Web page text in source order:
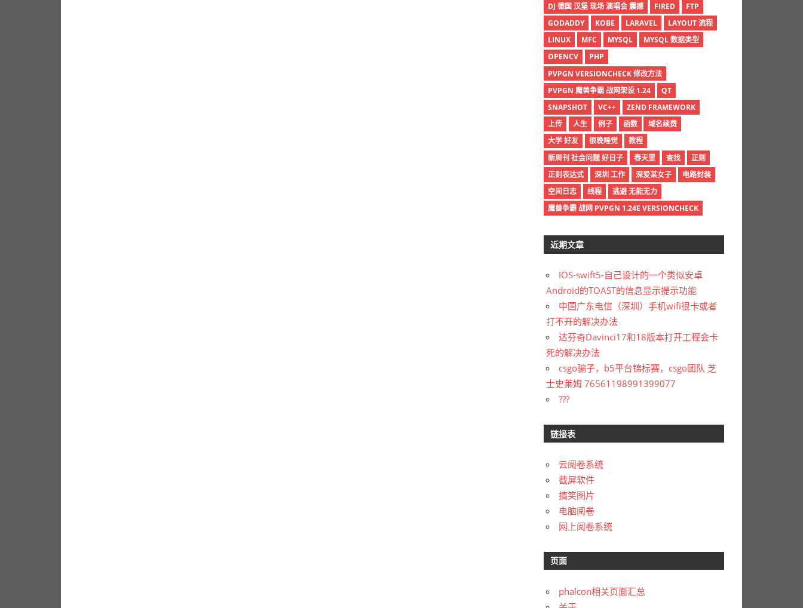
DJ 德国 汉堡 现场 演唱会 震撼
FIRED
FTP
GODADDY
KOBE LARAVEL
LAYOUT 流程
LINUX
MFC MYSQL
MYSQL 数据类型
OPENCV
PHP
PVPGN VERSIONCHECK 修改方法
PVPGN 魔兽争霸 战网架设 1.24
QT
SNAPSHOT
VC++
ZEND FRAMEWORK
上传
人生 例子 函数
域名续费
大学 好友
很晚睡觉
教程
新周刊 社会问题 好日子
春天里 查找
正则
正则表达式
深圳 工作 深爱某女子
电路封装
空间日志
线程
逃避 无能无力
魔兽争霸 战网 PVPGN 1.24E VERSIONCHECK
近期文章
IOS-swift5-自己设计的一个类似安卓
Android的TOAST的信息显示提示功能
中国广东电信（深圳）手机wifi很卡或者
打不开的解决办法
达芬奇Davinci17和18版本打开工程会卡
死的解决办法
csgo骗子，b5平台锦标赛，csgo团队 芝
士史莱姆 76561198991399077
???
链接表
云阅卷系统
截屏软件
搞笑图片
电脑阅卷
网上阅卷系统
页面
phalcon相关页面汇总